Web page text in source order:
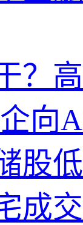
？
向
股
成